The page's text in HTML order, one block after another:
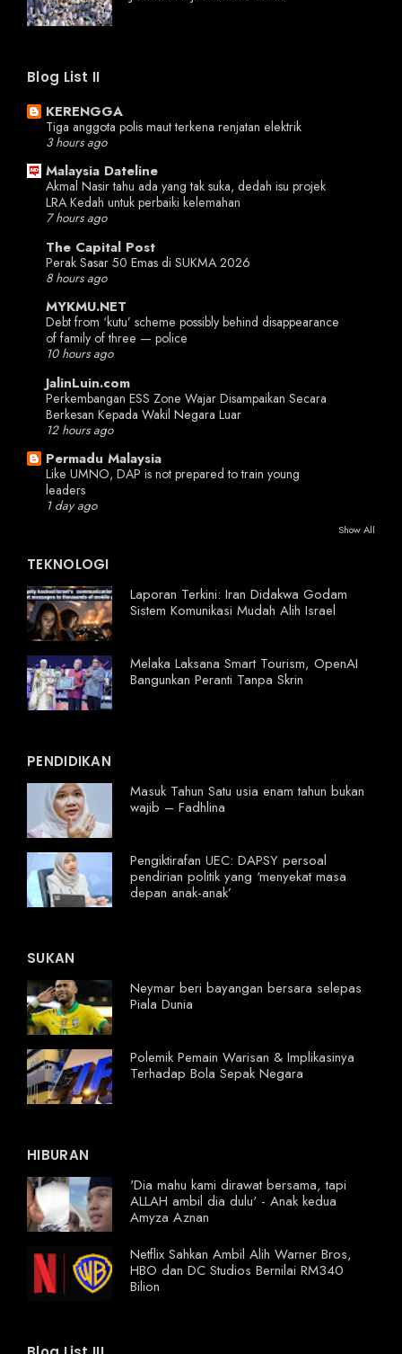
Blog List II
KERENGGA
Tiga anggota polis maut terkena renjatan elektrik
3 hours ago
Malaysia Dateline
Akmal Nasir tahu ada yang tak suka, dedah isu projek
LRA Kedah untuk perbaiki kelemahan
7 hours ago
The Capital Post
Perak Sasar 50 Emas di SUKMA 2026
8 hours ago
MYKMU.NET
Debt from ‘kutu’ scheme possibly behind disappearance
of family of three — police
10 hours ago
JalinLuin.com
Perkembangan ESS Zone Wajar Disampaikan Secara
Berkesan Kepada Wakil Negara Luar
12 hours ago
Permadu Malaysia
Like UMNO, DAP is not prepared to train young
leaders
1 day ago
Show All
TEKNOLOGI
Laporan Terkini: Iran Didakwa Godam
Sistem Komunikasi Mudah Alih Israel
Melaka Laksana Smart Tourism, OpenAI
Bangunkan Peranti Tanpa Skrin
PENDIDIKAN
Masuk Tahun Satu usia enam tahun bukan
wajib – Fadhlina
Pengiktirafan UEC: DAPSY persoal
pendirian politik yang ‘menyekat masa
depan anak-anak’
SUKAN
Neymar beri bayangan bersara selepas
Piala Dunia
Polemik Pemain Warisan & Implikasinya
Terhadap Bola Sepak Negara
HIBURAN
'Dia mahu kami dirawat bersama, tapi
ALLAH ambil dia dulu' - Anak kedua
Amyza Aznan
Netflix Sahkan Ambil Alih Warner Bros,
HBO dan DC Studios Bernilai RM340
Bilion